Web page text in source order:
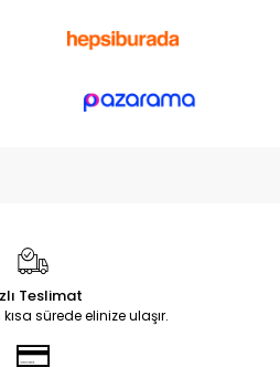
Teslimat
sürede elinize ulaşır.